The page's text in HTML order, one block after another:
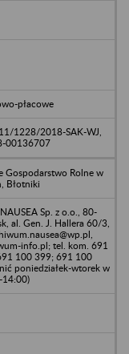
płacowe
1228/2018-SAK-WJ,
00136707
Gospodarstwo Rolne w
Błotniki
Sp. z o.o., 80-
al. Gen. J. Hallera 60/3,
info.pl; tel. kom. 691
100 399; 691 100
poniedziałek-wtorek w
14:00)